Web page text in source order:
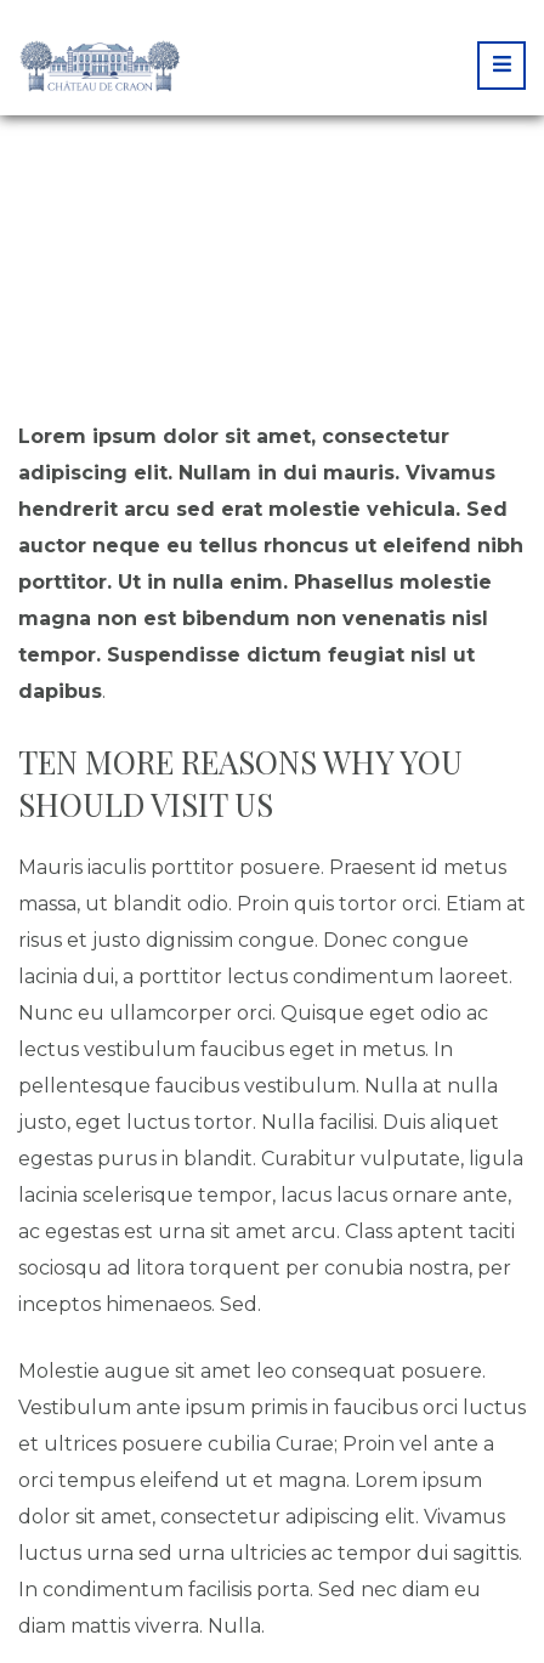
Lorem ipsum dolor sit amet, consectetur
adipiscing elit. Nullam in dui mauris. Vivamus
hendrerit arcu sed erat molestie vehicula. Sed
auctor neque eu tellus rhoncus ut eleifend nibh
porttitor. Ut in nulla enim. Phasellus molestie
magna non est bibendum non venenatis nisl
tempor. Suspendisse dictum feugiat nisl ut
dapibus.
TEN MORE REASONS WHY YOU
SHOULD VISIT US
Mauris iaculis porttitor posuere. Praesent id metus
massa, ut blandit odio. Proin quis tortor orci. Etiam at
risus et justo dignissim congue. Donec congue
lacinia dui, a porttitor lectus condimentum laoreet.
Nunc eu ullamcorper orci. Quisque eget odio ac
lectus vestibulum faucibus eget in metus. In
pellentesque faucibus vestibulum. Nulla at nulla
justo, eget luctus tortor. Nulla facilisi. Duis aliquet
egestas purus in blandit. Curabitur vulputate, ligula
lacinia scelerisque tempor, lacus lacus ornare ante,
ac egestas est urna sit amet arcu. Class aptent taciti
sociosqu ad litora torquent per conubia nostra, per
inceptos himenaeos. Sed.
Molestie augue sit amet leo consequat posuere.
Vestibulum ante ipsum primis in faucibus orci luctus
et ultrices posuere cubilia Curae; Proin vel ante a
orci tempus eleifend ut et magna. Lorem ipsum
dolor sit amet, consectetur adipiscing elit. Vivamus
luctus urna sed urna ultricies ac tempor dui sagittis.
In condimentum facilisis porta. Sed nec diam eu
diam mattis viverra. Nulla.